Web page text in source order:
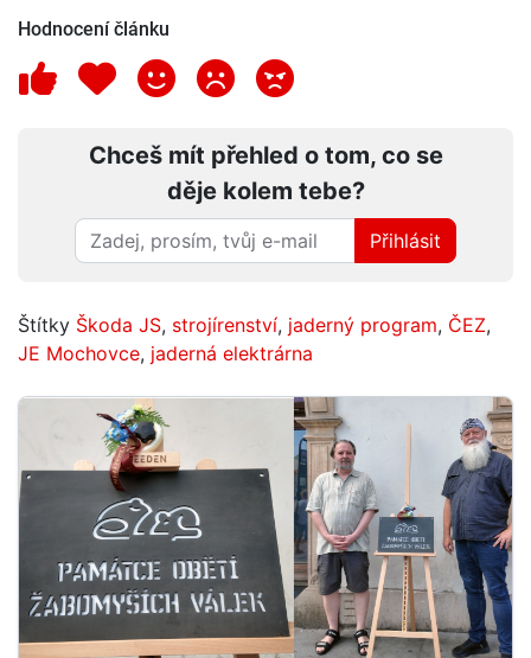
Hodnocení článku
Chceš mít přehled o tom, co se
děje kolem tebe?
Přihlásit
Štítky Škoda JS, strojírenství, jaderný program, ČEZ,
JE Mochovce, jaderná elektrárna